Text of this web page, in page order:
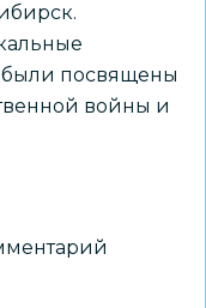
были посвящены
войны и